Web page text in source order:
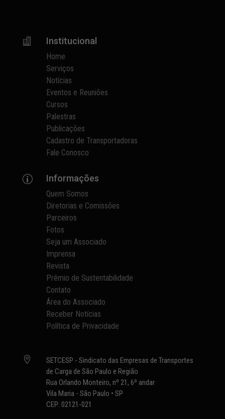
 Institucional
Home
Serviços
Notícias
Eventos e Reuniões
Cursos
Palestras
Publicações
Cadastro de Transportadoras
Fale Conosco
p Informações
Quem Somos
Diretorias e Comissões
Parceiros
Fotos
Seja um Associado
Imprensa
Revista
Prêmio de Sustentabilidade
Contato
Área do Associado
Receber Notícias
Política de Privacidade

SETCESP - Sindicato das Empresas de Transportes
de Carga de São Paulo e Região
Rua Orlando Monteiro, nº 21, 6º andar
Vila Maria - São Paulo • SP
CEP: 02121-021